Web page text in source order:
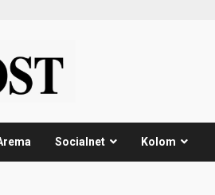
Socialnet Kolom